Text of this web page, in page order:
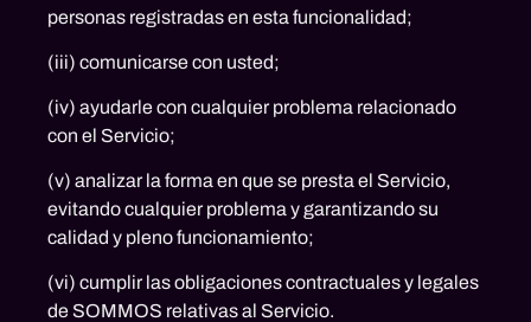
personas registradas en esta funcionalidad;
(iii) comunicarse con usted;
(iv) ayudarle con cualquier problema relacionado
con el Servicio;
(v) analizar la forma en que se presta el Servicio,
evitando cualquier problema y garantizando su
calidad y pleno funcionamiento;
(vi) cumplir las obligaciones contractuales y legales
de SOMMOS relativas al Servicio.